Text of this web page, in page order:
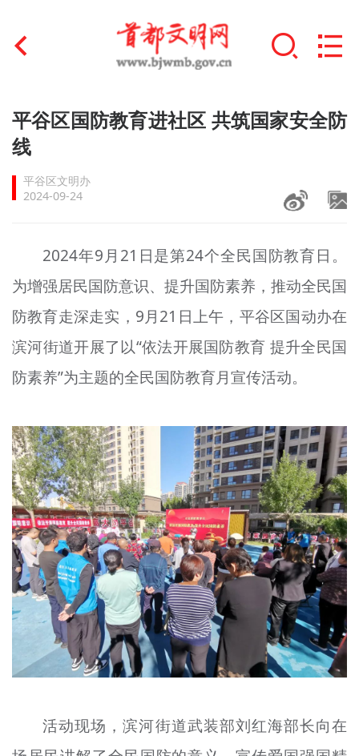
首页
文明创建
文明实践
未成年人思想道德建设
榜样人物
+
身边好人
文明评论
宣传思想文化人才
专题
资料库
+
平谷区国防教育进社区 共筑国家安全防
线
平谷区文明办
2024-09-24
2024年9月21日是第24个全民国防教育日。
为增强居民国防意识、提升国防素养，推动全民国
防教育走深走实，9月21日上午，平谷区国动办在
滨河街道开展了以“依法开展国防教育 提升全民国
防素养”为主题的全民国防教育月宣传活动。
活动现场，滨河街道武装部刘红海部长向在